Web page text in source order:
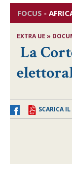
FOCUS -
EXTRA UE »
La
SCARICA